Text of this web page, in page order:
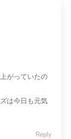
がっていたの
は今日も元気
Reply